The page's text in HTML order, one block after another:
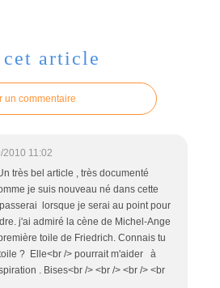
cet article
un commentaire
2010 11:02
très bel article , très documenté
je suis nouveau né dans cette
lorsque je serai au point pour
j'ai admiré la cène de Michel-Ange
toile de Friedrich. Connais tu
? Elle<br /> pourrait m'aider à
. Bises<br /> <br /> <br /> <br